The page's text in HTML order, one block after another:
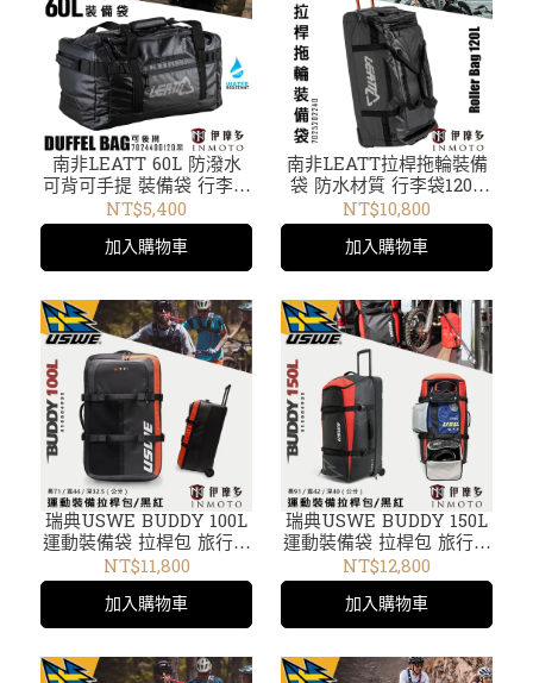
南非LEATT 60L 防潑水
可背可手提 裝備袋 行李袋
防水材質 後背包Duffel
Bag 黑7024400120
NT$5,400
加入購物車
南非LEATT拉桿拖輪裝備
袋 防水材質 行李袋120L
Roller Bag 7025202240
黑
NT$10,800
加入購物車
瑞典USWE BUDDY 100L
運動裝備袋 拉桿包 旅行袋
比賽 訓練 出遊行李袋
410004935黑紅 行李箱
NT$11,800
加入購物車
瑞典USWE BUDDY 150L
運動裝備袋 拉桿包 旅行袋
比賽 訓練 出遊行李袋
415004935黑紅 行李箱
NT$12,800
加入購物車